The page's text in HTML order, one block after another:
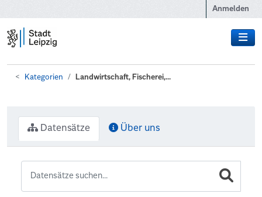
Anmelden
Kategorien Landwirtschaft, Fischerei,...
Datensätze Über uns